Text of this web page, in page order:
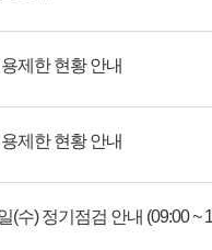
제한 현황 안내
제한 현황 안내
(수) 정기점검 안내 (09:00 ~